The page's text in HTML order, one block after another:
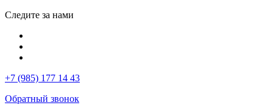
Следите за нами
+7 (985) 177 14 43
Обратный звонок